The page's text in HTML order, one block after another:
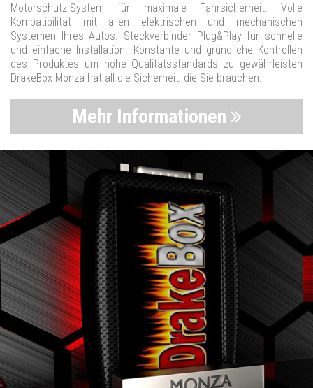
Motorschutz-System für maximale Fahrsicherheit. Volle
Kompatibilität mit allen elektrischen und mechanischen
Systemen Ihres Autos. Steckverbinder Plug&Play für schnelle
und einfache Installation. Konstante und gründliche Kontrollen
des Produktes um hohe Qualitätsstandards zu gewährleisten
DrakeBox Monza hat all die Sicherheit, die Sie brauchen.
Mehr Informationen